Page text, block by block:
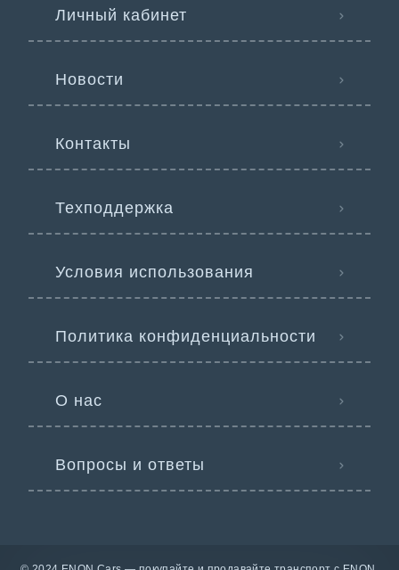
Личный кабинет
Новости
Контакты
Техподдержка
Условия использования
Политика конфиденциальности
О нас
Вопросы и ответы